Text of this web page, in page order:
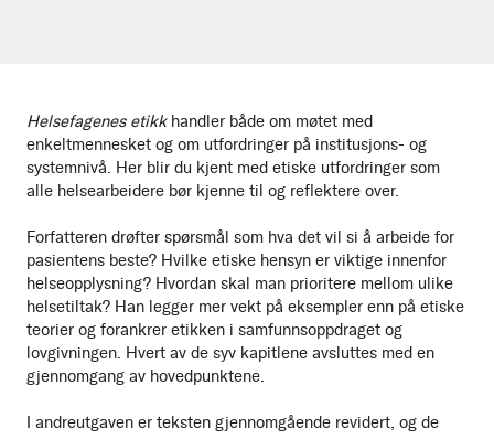
Helsefagenes etikkhandler både om møtet med
enkeltmennesket og om utfordringer på institusjons- og
systemnivå. Her blir du kjent med etiske utfordringer som
alle helsearbeidere bør kjenne til og reflektere over.
Forfatteren drøfter spørsmål som hva det vil si å arbeide for
pasientens beste? Hvilke etiske hensyn er viktige innenfor
helseopplysning? Hvordan skal man prioritere mellom ulike
helsetiltak? Han legger mer vekt på eksempler enn på etiske
teorier og forankrer etikken i samfunnsoppdraget og
lovgivningen. Hvert av de syv kapitlene avsluttes med en
gjennomgang av hovedpunktene.
I andreutgaven er teksten gjennomgående revidert, og de